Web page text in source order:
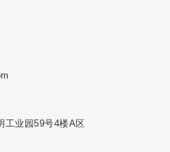
工业园59号4楼A区